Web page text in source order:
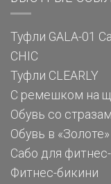
Туфли GALA-01
CHIC
Туфли CLEARLY
С ремешком на
Обувь со
Обувь в «Золоте»
Сабо для
Фитнес-бикини